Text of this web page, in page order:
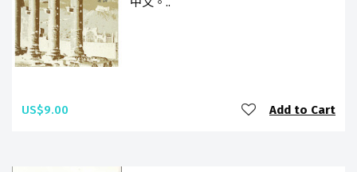
US$9.00 Add to Cart